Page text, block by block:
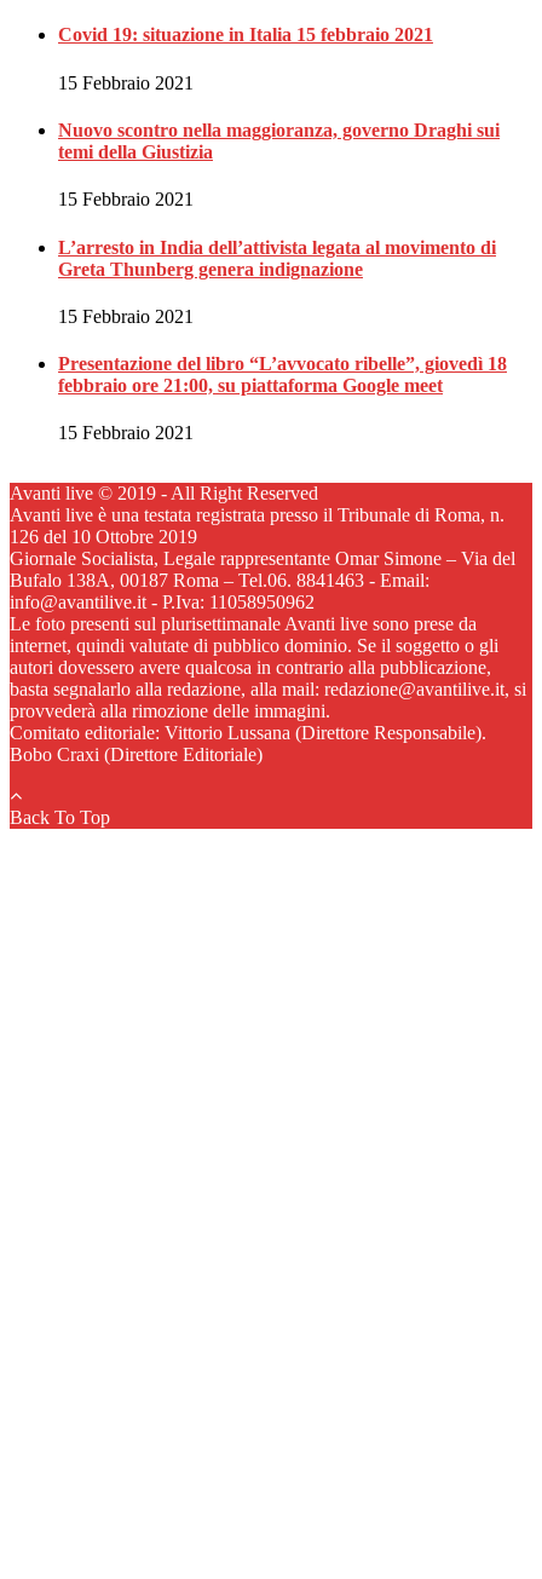
Covid 19: situazione in Italia 15 febbraio 2021
15 Febbraio 2021
Nuovo scontro nella maggioranza, governo Draghi sui
temi della Giustizia
15 Febbraio 2021
L’arresto in India dell’attivista legata al movimento di
Greta Thunberg genera indignazione
15 Febbraio 2021
Presentazione del libro “L’avvocato ribelle”, giovedì 18
febbraio ore 21:00, su piattaforma Google meet
15 Febbraio 2021
Avanti live © 2019 - All Right Reserved
Avanti live è una testata registrata presso il Tribunale di Roma, n.
126 del 10 Ottobre 2019
Giornale Socialista, Legale rappresentante Omar Simone – Via del
Bufalo 138A, 00187 Roma – Tel.06. 8841463 - Email:
info@avantilive.it - P.Iva: 11058950962
Le foto presenti sul plurisettimanale Avanti live sono prese da
internet, quindi valutate di pubblico dominio. Se il soggetto o gli
autori dovessero avere qualcosa in contrario alla pubblicazione,
basta segnalarlo alla redazione, alla mail: redazione@avantilive.it, si
provvederà alla rimozione delle immagini.
Comitato editoriale: Vittorio Lussana (Direttore Responsabile).
Bobo Craxi (Direttore Editoriale)
Back To Top